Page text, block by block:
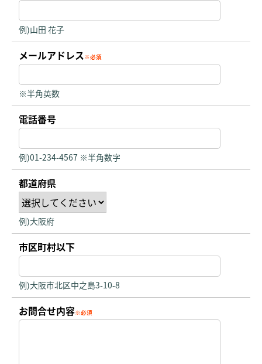
例)山田 花子
メールアドレス
※半角英数
電話番号
例)01-234-4567 ※半角数字
都道府県
例)大阪府
市区町村以下
例)大阪市北区中之島3-10-8
お問合せ内容